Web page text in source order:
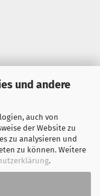
und andere
auch von
der Website zu
zu analysieren und
zu können. Weitere
.